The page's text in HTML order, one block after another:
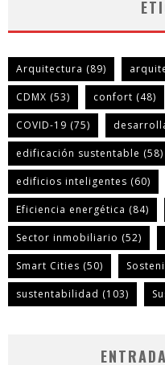
Arquitectura (89)
CDMX (53) confort (48)
COVID-19 (75)
edificación sustentable (58)
edificios inteligentes (60)
Eficiencia energética (84)
Sector inmobiliario (52)
Smart Cities (50)
sustentabilidad (103)